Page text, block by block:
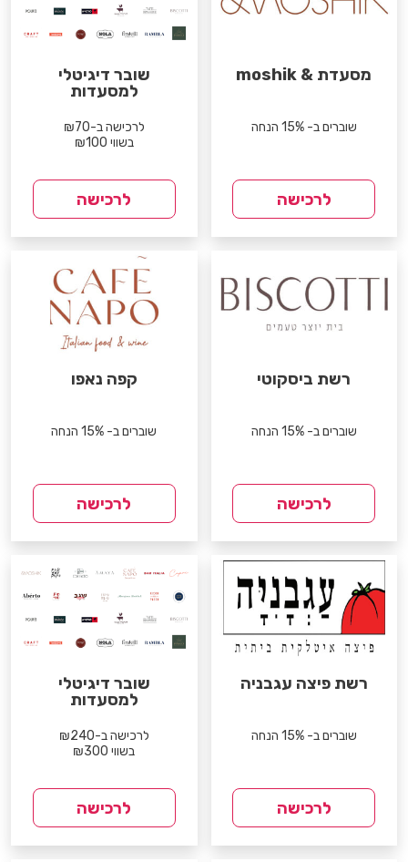
מסעדת & moshik
שוברים ב- 15% הנחה
לרכישה
שובר דיגיטלי
למסעדות
לרכישה ב-₪70
בשווי ₪100
לרכישה
רשת ביסקוטי
שוברים ב- 15% הנחה
לרכישה
קפה נאפו
שוברים ב- 15% הנחה
לרכישה
רשת פיצה עגבניה
שוברים ב- 15% הנחה
לרכישה
שובר דיגיטלי
למסעדות
לרכישה ב-₪240
בשווי ₪300
לרכישה